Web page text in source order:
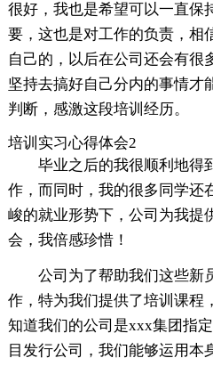
很好，我也是希望可以一直保
要，这也是对工作的负责，相
自己的，以后在公司还会有很
坚持去搞好自己分内的事情才
判断，感激这段培训经历。
培训实习心得体会2
毕业之后的我很顺利地得
作，而同时，我的很多同学还
峻的就业形势下，公司为我提
会，我倍感珍惜！
公司为了帮助我们这些新
作，特为我们提供了培训课程
知道我们的公司是xxx集团指
目发行公司，我们能够运用本